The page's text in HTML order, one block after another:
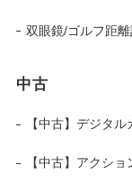
双眼鏡/ゴルフ距
中古
【中古】デジタル
【中古】アクショ